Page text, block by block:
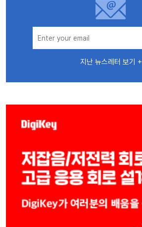
지난 뉴스레터 보기 +